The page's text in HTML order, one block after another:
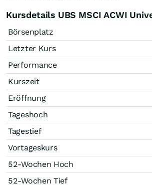
Kursdetails UBS MSCI ACWI
Börsenplatz
Letzter Kurs
Performance
Kurszeit
Eröffnung
Tageshoch
Tagestief
Vortageskurs
52-Wochen Hoch
52-Wochen Tief